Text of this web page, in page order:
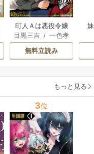
町人Ａは悪役令嬢
をどうしても救い
たい ～どぶと空
と氷の姫君～
目黒三吉 /一色孝
太郎 / Parum
無料立読み
もっと見る
3位